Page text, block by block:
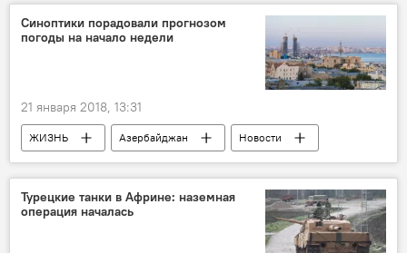
Синоптики порадовали прогнозом
погоды на начало недели
21 января 2018, 13:31
ЖИЗНЬ Азербайджан
Новости
Баку
Абшерон
Министерство экологии и природных ресурсов АР
ветер
Прогноз погоды осадки
Турецкие танки в Африне: наземная
операция началась